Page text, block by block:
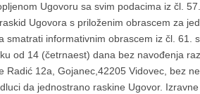
Ugovoru sa svim podacima iz čl.
Ugovora s priloženim obrascem za
informativnim obrascem iz čl. 61.
od 14 (četrnaest) dana bez navođenja
12a, Gojanec,42205 Vidovec, bez
da jednostrano raskine Ugovor.